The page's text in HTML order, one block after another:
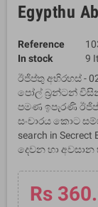
Egypthu
Reference
In stock
9
ඊජිප්තු අභිරහස් -
පෝල් බ‍්‍රන්ටන්
පමණ ඉපැරණි
සංචාරය කොට
search in
දෙවන හා අවසාන
Rs